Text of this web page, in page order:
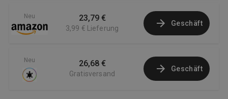
Neu 23,79 €
3,99 € Lieferung
Geschäft
Neu 26,68 €
Gratisversand
Geschäft